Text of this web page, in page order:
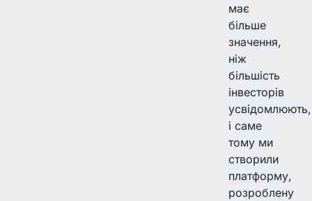
має
більше
значення,
ніж
більшість
інвесторів
усвідомлюють,
і саме
тому ми
створили
платформу,
розроблену